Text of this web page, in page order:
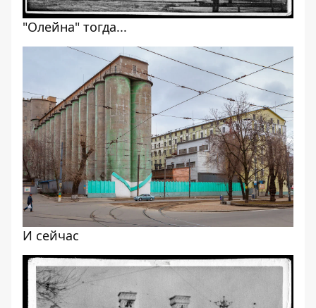
"Олейна" тогда...
И сейчас